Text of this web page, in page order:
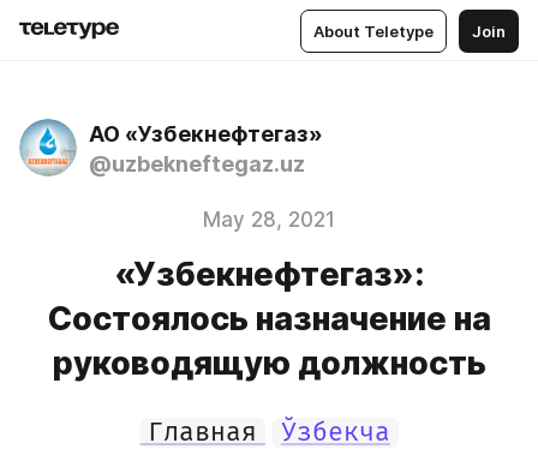
About Teletype Join
АО «Узбекнефтегаз»
@uzbekneftegaz.uz
May 28, 2021
«Узбекнефтегаз»:
Состоялось назначение на
руководящую должность
Главная Ўзбекча